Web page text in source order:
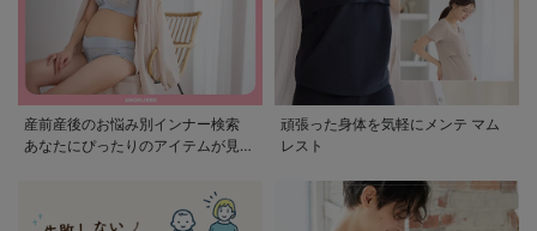
産前産後のお悩み別インナー検索
あなたにぴったりのアイテムが見つ
頑張った身体を気軽にメンテ マム
レスト